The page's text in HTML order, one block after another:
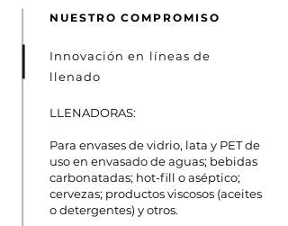
NUESTRO COMPROMISO
Innovación en líneas de
llenado
LLENADORAS:
Para envases de vidrio, lata y PET de
uso en envasado de aguas; bebidas
carbonatadas; hot-fill o aséptico;
cervezas; productos viscosos (aceites
o detergentes) y otros.